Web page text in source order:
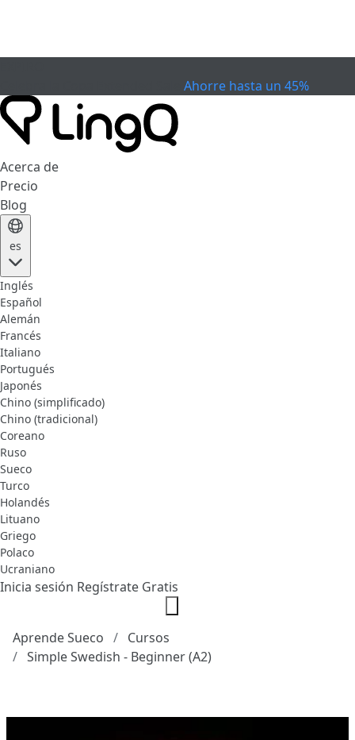
Ahorre hasta un 45%
Acerca de
Precio
Blog
es
Inglés
Español
Alemán
Francés
Italiano
Portugués
Japonés
Chino (simplificado)
Chino (tradicional)
Coreano
Ruso
Sueco
Turco
Holandés
Lituano
Griego
Polaco
Ucraniano
Inicia sesión Regístrate Gratis
Aprende Sueco
Cursos
Simple Swedish - Beginner (A2)